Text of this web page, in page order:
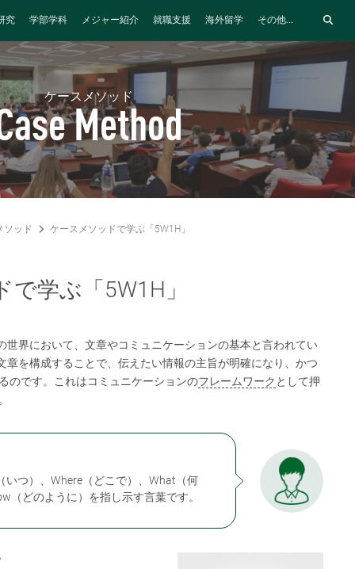
究 学部学科 メジャー紹介 就職支援 海外留学 その他...
ケースメソッド
Method
ソッド ケースメソッドで学ぶ「5W1H」
学ぶ「5W1H」
世界において、文章やコミュニケーションの基本と言われてい
章を構成することで、伝えたい情報の主旨が明確になり、かつ
のです。これはコミュニケーションのフレームワーク として押
いつ）、Where（どこで）、What（何
（どのように）を指し示す言葉です。